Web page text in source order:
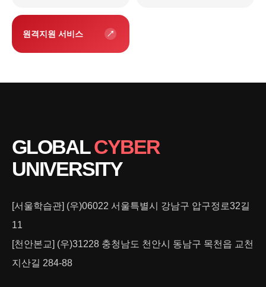
원격지원 서비스
GLOBALCYBER
UNIVERSITY
[서울학습관] (우)06022 서울특별시 강남구 압구정로32길
11
[천안본교] (우)31228 충청남도 천안시 동남구 목천읍 교천
지산길 284-88